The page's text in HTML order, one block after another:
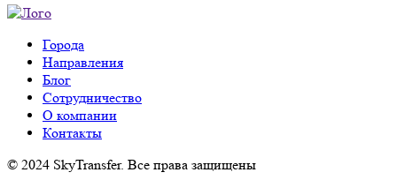
Города
Направления
Блог
Сотрудничество
О компании
Контакты
© 2024 SkyTransfer. Все права защищены